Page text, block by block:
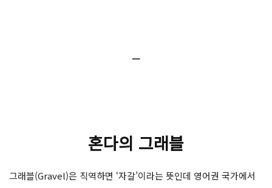
ㅡ
혼다의 그래블
그래블(Gravel)은 직역하면 ‘자갈’이라는 뜻인데 영어권 국가에서